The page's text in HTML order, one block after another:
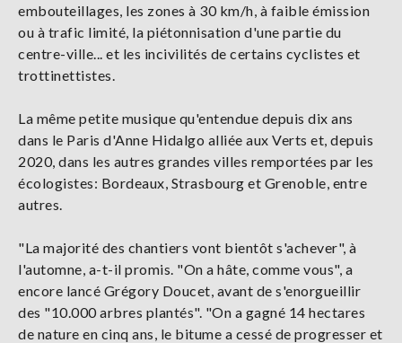
embouteillages, les zones à 30 km/h, à faible émission
ou à trafic limité, la piétonnisation d'une partie du
centre-ville... et les incivilités de certains cyclistes et
trottinettistes.
La même petite musique qu'entendue depuis dix ans
dans le Paris d'Anne Hidalgo alliée aux Verts et, depuis
2020, dans les autres grandes villes remportées par les
écologistes: Bordeaux, Strasbourg et Grenoble, entre
autres.
"La majorité des chantiers vont bientôt s'achever", à
l'automne, a-t-il promis. "On a hâte, comme vous", a
encore lancé Grégory Doucet, avant de s'enorgueillir
des "10.000 arbres plantés". "On a gagné 14 hectares
de nature en cinq ans, le bitume a cessé de progresser et